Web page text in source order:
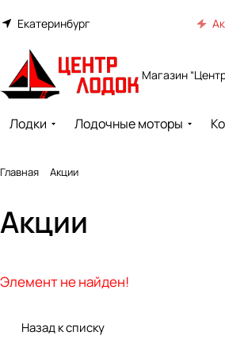
Екатеринбург
Магазин
Лодки Лодочные моторы
Главная Акции
Акции
Элемент не найден!
Назад к списку